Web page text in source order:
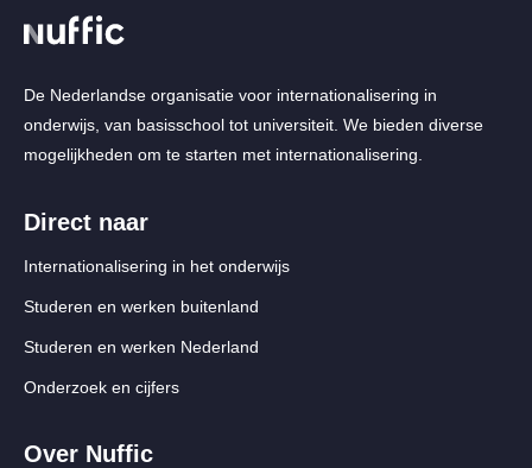
De Nederlandse organisatie voor internationalisering in
onderwijs, van basisschool tot universiteit. We bieden diverse
mogelijkheden om te starten met internationalisering.
Direct naar
Internationalisering in het onderwijs
Studeren en werken buitenland
Studeren en werken Nederland
Onderzoek en cijfers
Over Nuffic